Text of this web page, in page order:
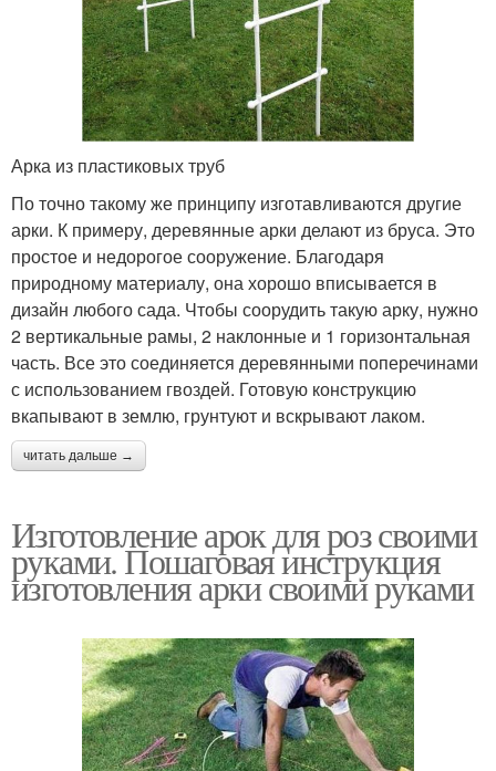
Арка из пластиковых труб
По точно такому же принципу изготавливаются другие
арки. К примеру, деревянные арки делают из бруса. Это
простое и недорогое сооружение. Благодаря
природному материалу, она хорошо вписывается в
дизайн любого сада. Чтобы соорудить такую арку, нужно
2 вертикальные рамы, 2 наклонные и 1 горизонтальная
часть. Все это соединяется деревянными поперечинами
с использованием гвоздей. Готовую конструкцию
вкапывают в землю, грунтуют и вскрывают лаком.
читать дальше →
Изготовление арок для роз своими
руками. Пошаговая инструкция
изготовления арки своими руками